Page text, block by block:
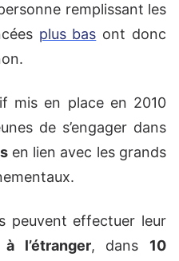
remplissant les
plus bas ont donc
mis en place en 2010
de s’engager dans
en lien avec les grands
peuvent effectuer leur
l’étranger, dans 10